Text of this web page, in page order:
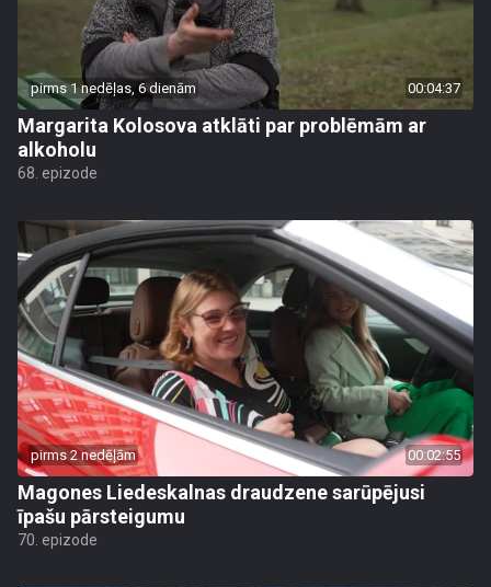
pirms 1 nedēļas, 6 dienām 00:04:37
Margarita Kolosova atklāti par problēmām ar
alkoholu
68. epizode
pirms 2 nedēļām 00:02:55
Magones Liedeskalnas draudzene sarūpējusi
īpašu pārsteigumu
70. epizode